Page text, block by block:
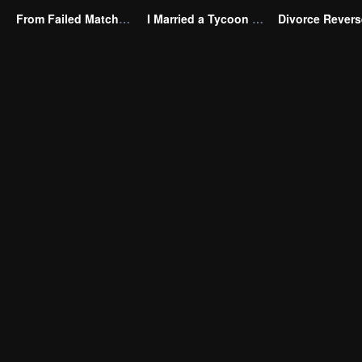
From Failed Matchmaking to Flash Marriage: My Trillionaire Magnate(Korean Ver.) I Married a Tycoon Right After Breaking Off the Engagement?!(Korean Ver.)